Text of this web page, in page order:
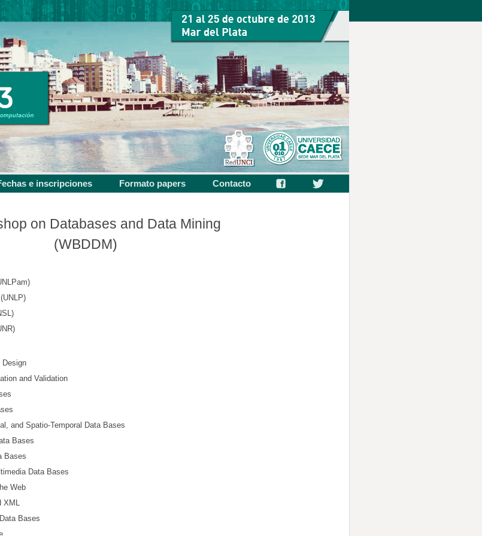
e inscripciones Formato papers Contacto
on Databases and Data Mining
(WBDDM)
Design
and Validation
and Spatio-Temporal Data Bases
Bases
Bases
Data Bases
Web
XML
Bases